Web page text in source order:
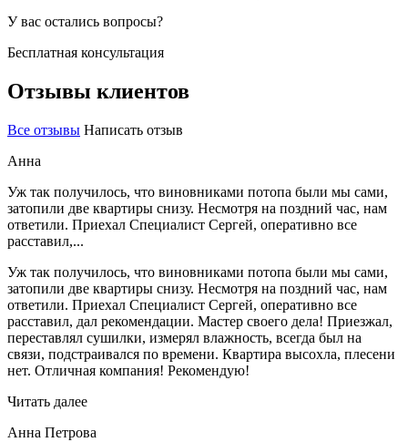
У вас остались вопросы?
Бесплатная консультация
Отзывы клиентов
Все отзывы Написать отзыв
Анна
Уж так получилось, что виновниками потопа были мы сами,
затопили две квартиры снизу. Несмотря на поздний час, нам
ответили. Приехал Специалист Сергей, оперативно все
расставил,...
Уж так получилось, что виновниками потопа были мы сами,
затопили две квартиры снизу. Несмотря на поздний час, нам
ответили. Приехал Специалист Сергей, оперативно все
расставил, дал рекомендации. Мастер своего дела! Приезжал,
переставлял сушилки, измерял влажность, всегда был на
связи, подстраивался по времени. Квартира высохла, плесени
нет. Отличная компания! Рекомендую!
Читать далее
Анна Петрова